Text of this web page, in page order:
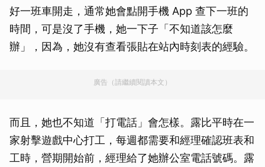
好一班車開走，通常她會點開手機 App 查下一班的
時間，可是沒了手機，她一下子「不知道該怎麼
辦」，因為，她沒有查看張貼在站內時刻表的經驗。
廣告（請繼續閱讀本文）
而且，她也不知道「打電話」會怎樣。露比平時在一
家射擊遊戲中心打工，每週都需要和經理確認班表和
工時，營期開始前，經理給了她辦公室電話號碼。露